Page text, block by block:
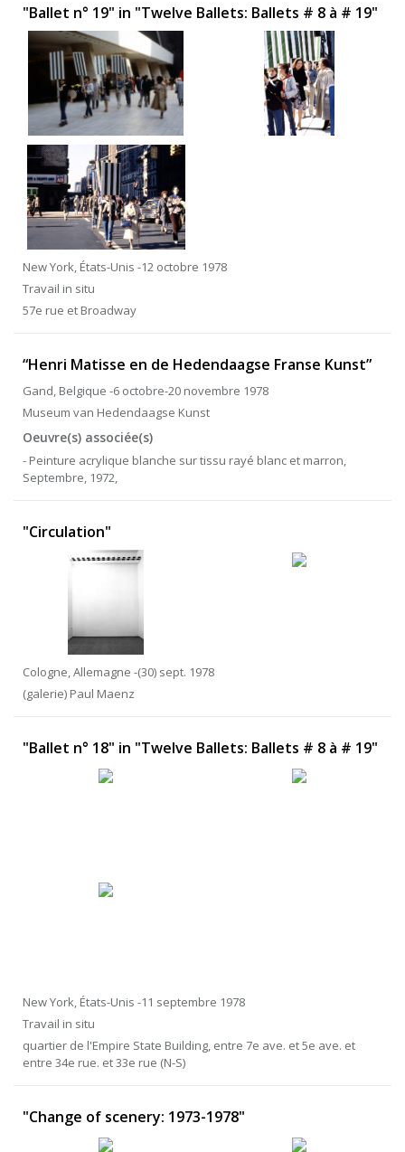
"Ballet n° 19" in "Twelve Ballets: Ballets # 8 à # 19"
New York, États-Unis -12 octobre 1978
Travail in situ
57e rue et Broadway
“Henri Matisse en de Hedendaagse Franse Kunst”
Gand, Belgique -6 octobre-20 novembre 1978
Museum van Hedendaagse Kunst
Oeuvre(s) associée(s)
- Peinture acrylique blanche sur tissu rayé blanc et marron,
Septembre, 1972,
"Circulation"
Cologne, Allemagne -(30) sept. 1978
(galerie) Paul Maenz
"Ballet n° 18" in "Twelve Ballets: Ballets # 8 à # 19"
New York, États-Unis -11 septembre 1978
Travail in situ
quartier de l'Empire State Building, entre 7e ave. et 5e ave. et
entre 34e rue. et 33e rue (N-S)
"Change of scenery: 1973-1978"